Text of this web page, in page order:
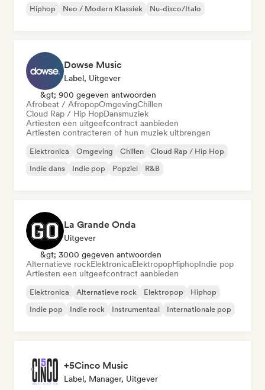
Hiphop Neo / Modern Klassiek Nu-disco/Italo
Dowse Music
Label, Uitgever
&gt; 900 gegeven antwoorden
Afrobeat / AfropopOmgevingChillen
Cloud Rap / Hip HopDansmuziek
Artiesten een uitgeefcontract aanbieden
Artiesten contracteren of hun muziek uitbrengen
Elektronica Omgeving Chillen
Cloud Rap / Hip Hop
Indie dans
Indie pop Popziel R&B
La Grande Onda
Uitgever
&gt; 3000 gegeven antwoorden
Alternatieve rockElektronicaElektropopHiphopIndie pop
Artiesten een uitgeefcontract aanbieden
Elektronica Alternatieve rock Elektropop
Hiphop
Indie pop
Indie rock Instrumentaal Internationale pop
+5Cinco Music
Label, Manager, Uitgever